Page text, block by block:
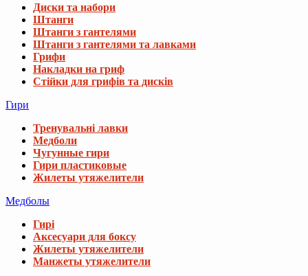
Диски та набори
Штанги
Штанги з гантелями
Штанги з гантелями та лавками
Грифи
Накладки на гриф
Стійки для грифів та дисків
Гири
Тренувальні лавки
Медболи
Чугунные гири
Гири пластиковые
Жилеты утяжелители
Медболы
Гирі
Аксесуари для боксу
Жилеты утяжелители
Манжеты утяжелители